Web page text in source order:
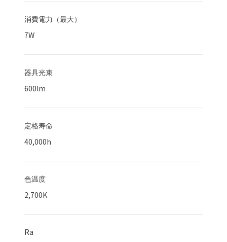
消費電力（最大）
7W
器具光束
600lm
定格寿命
40,000h
色温度
2,700K
Ra